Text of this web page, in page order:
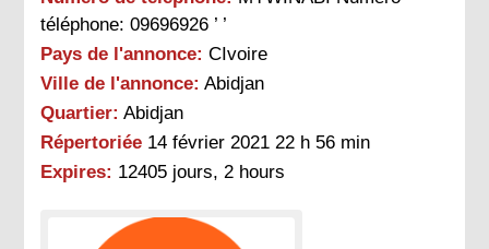
téléphone: 09696926 ’ ’
Pays de l'annonce: CIvoire
Ville de l'annonce: Abidjan
Quartier: Abidjan
Répertoriée 14 février 2021 22 h 56 min
Expires: 12405 jours, 2 hours